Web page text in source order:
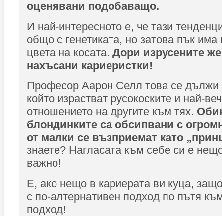
оценявани подобаващо.
И най-интересното е, че тази
общо с генетиката, но затова пък
цвета на косата. Дори изрусените
нахъсани кариеристки!
Професор Аарон Селл това се дължи
който израстват русокоските и най-
отношението на другите към тях.
блондинките са обсипвани с
от малки се възприемат като
знаете? Нагласата към себе си е
важно!
Е, ако нещо в кариерата ви куца,
с по-алтернативен подход по пътя
подход!